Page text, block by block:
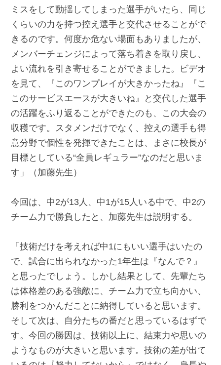
ミスをして動揺してしまった選手がいたら、同じ
くらいの力を持つ控え選手と交代させることがで
きるのです。何度か危ない場面もありましたが、
メンバーチェンジによって落ち着きを取り戻し、
よい流れを引き寄せることができました。ビデオ
を見て、『このワンプレイが大きかったね』『こ
このサービスエースが大きいね』と交代した選手
の活躍をふり返ることができたのも、この大会の
収穫です。スタメンだけでなく、控えの選手も得
意分野で個性を発揮できたことは、まさに校長が
目標としている“全員レギュラー”なのだと思いま
す」（加藤先生）
今回は、中2が13人、中1が15人いる中で、中2の
チーム力で勝負したと、加藤先生は説明する。
「技術だけを考えれば中1にもいい選手はいたの
で、試合に出られなかった1年生は『なんで？』
と思ったでしょう。しかし結果として、先輩たち
は体格差のある強敵に、チーム力で立ち向かい、
勝利をつかんだことに納得していると思います。
そして次は、自分たちの番だと思っているはずで
す。今回の勝因は、技術以上に、結束力や思いの
ようなものが大きいと思います。技術の差が出て